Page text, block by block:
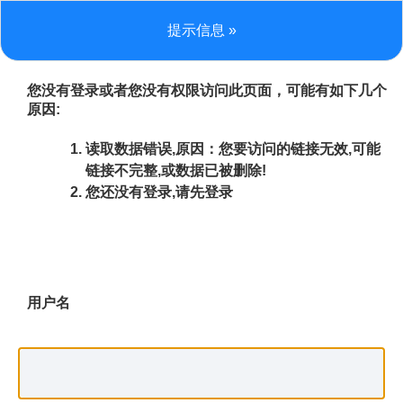
提示信息 »
您没有登录或者您没有权限访问此页面，可能有如下几个
原因:
读取数据错误,原因：您要访问的链接无效,可能
链接不完整,或数据已被删除!
您还没有登录,请先登录
用户名